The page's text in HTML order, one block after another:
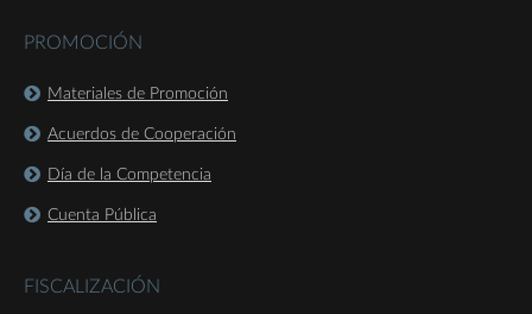
PROMOCIÓN
Materiales de Promoción
Acuerdos de Cooperación
Día de la Competencia
Cuenta Pública
FISCALIZACIÓN